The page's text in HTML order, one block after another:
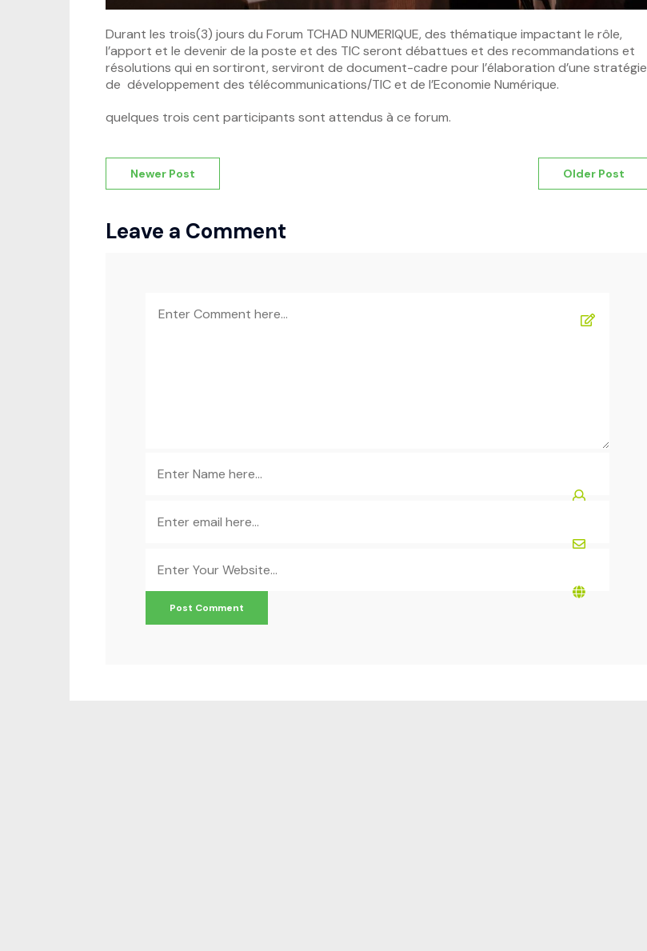
Durant les trois(3) jours du Forum TCHAD NUMERIQUE, des thématique impactant le rôle,
l’apport et le devenir de la poste et des TIC seront débattues et des recommandations et
résolutions qui en sortiront, serviront de document-cadre pour l’élaboration d’une stratégie
de développement des télécommunications/TIC et de l’Economie Numérique.
quelques trois cent participants sont attendus à ce forum.
Navigation
de
l’article
Newer Post Older Post
Leave a Comment